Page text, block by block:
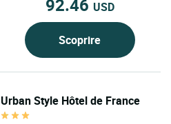
92.46 USD
Scoprire
Urban Style Hôtel de France